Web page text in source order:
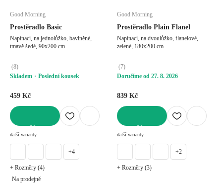
Good Morning
Prostěradlo Basic
Napínací, na jednolůžko, bavlněné,
tmavě šedé, 90x200 cm
(8)
Skladem
Poslední kousek
459 Kč
další varianty
+4
+ Rozměry (4)
Na prodejně
Good Morning
Prostěradlo Plain Flanel
Napínací, na dvoulůžko, flanelové,
zelené, 180x200 cm
(7)
Doručíme od 27. 8. 2026
839 Kč
další varianty
+2
+ Rozměry (3)